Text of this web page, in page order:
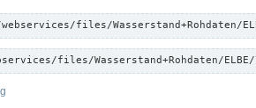
files/Wasserstand+Rohdaten/
files/Wasserstand+Rohdaten/ELBE/